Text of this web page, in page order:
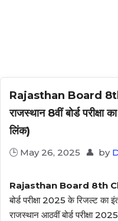
Rajasthan Board
राजस्थान 8वीं बोर्ड
लिंक)
May 26, 2025 by
Rajasthan Board 8th
बोर्ड परीक्षा 2025 के रिजल्ट का
राजस्थान आठवीं बोर्ड परीक्षा